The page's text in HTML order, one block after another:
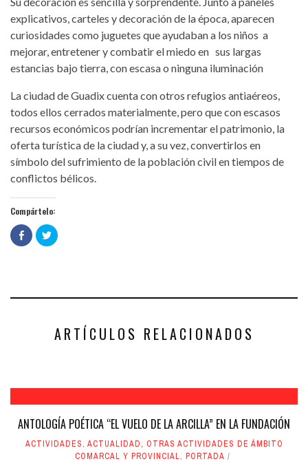
explicativos, carteles y decoración de la época, aparecen
curiosidades como juguetes que ayudaban a los niños a
mejorar, entretener y combatir el miedo en sus largas
estancias bajo tierra, con escasa o ninguna iluminación
La ciudad de Guadix cuenta con otros refugios antiaéreos,
todos ellos cerrados materialmente, pero que con escasos
recursos económicos podrían incrementar el patrimonio, la
oferta turística de la ciudad y, a su vez, convertirlos en
símbolo del sufrimiento de la población civil en tiempos de
conflictos bélicos.
Compártelo:
Haz
clic
para
en
Haz
clic
en
ARTÍCULOS RELACIONADOS
ANTOLOGÍA POÉTICA “EL VUELO DE LA ARCILLA” EN LA FUNDACIÓN
ACTIVIDADES, ACTUALIDAD, OTRAS ACTIVIDADES DE ÁMBITO
COMARCAL Y PROVINCIAL, PORTADA